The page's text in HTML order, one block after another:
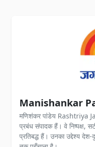
Manishankar
मणिशंकर पांडेय Rashtriya
प्रबंध संपादक हैं। वे निष्पक्ष,
प्रतिबद्ध हैं। उनका उद्देश्य